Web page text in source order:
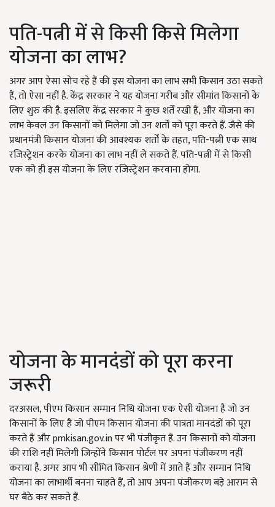
पति-पत्नी में से किसी किसे मिलेगा
योजना का लाभ?
अगर आप ऐसा सोच रहे हैं की इस योजना का लाभ सभी किसान उठा सकते
हैं, तो ऐसा नहीं है. केंद्र सरकार ने यह योजना गरीब और सीमांत किसानों के
लिए शुरु की है. इसलिए केंद्र सरकार ने कुछ शर्तें रखी हैं, और योजना का
लाभ केवल उन किसानों को मिलेगा जो उन शर्तों को पूरा करते हैं. जैसे की
प्रधानमंत्री किसान योजना की आवश्यक शर्तों के तहत, पति-पत्नी एक साथ
रजिस्ट्रेशन करके योजना का लाभ नहीं ले सकते हैं. पति-पत्नी में से किसी
एक को ही इस योजना के लिए रजिस्ट्रेशन करवाना होगा.
योजना के मानदंडों को पूरा करना
जरूरी
दरअसल, पीएम किसान सम्मान निधि योजना एक ऐसी योजना है जो उन
किसानों के लिए है जो पीएम किसान योजना की पात्रता मानदंडों को पूरा
करते हैं और pmkisan.gov.in पर भी पंजीकृत हैं. उन किसानों को योजना
की राशि नहीं मिलेगी जिन्होंने किसान पोर्टल पर अपना पंजीकरण नहीं
कराया है. अगर आप भी सीमित किसान श्रेणी में आते हैं और सम्मान निधि
योजना का लाभार्थी बनना चाहते हैं, तो आप अपना पंजीकरण बड़े आराम से
घर बैठे कर सकते हैं.